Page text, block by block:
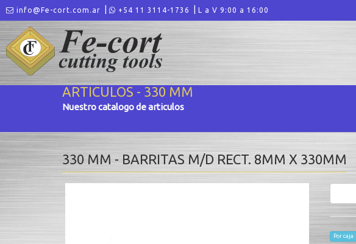
info@Fe-cort.com.ar +54 11 3114-1736 L a V 9:00 a 16:00
ARTICULOS - 330 MM
Nuestro catalogo de articulos
330 MM - BARRITAS M/D RECT. 8MM X 330MM
Por caja